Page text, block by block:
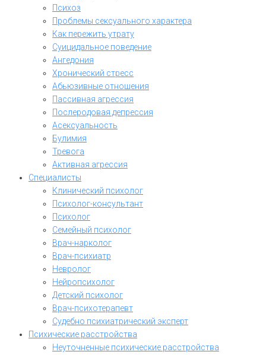
Психоз
Проблемы сексуального характера
Как пережить утрату
Суицидальное поведение
Ангедония
Хронический стресс
Абьюзивные отношения
Пассивная агрессия
Послеродовая депрессия
Асексуальность
Булимия
Тревога
Активная агрессия
Специалисты
Клинический психолог
Психолог-консультант
Психолог
Семейный психолог
Врач-нарколог
Врач-психиатр
Невролог
Нейропсихолог
Детский психолог
Врач-психотерапевт
Судебно психиатрический эксперт
Психические расстройства
Неуточненные психические расстройства